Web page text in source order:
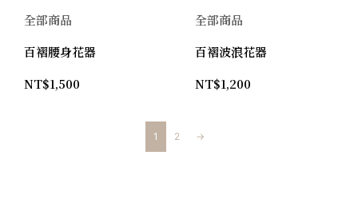
全部商品
百褶腰身花器
NT$1,500
全部商品
百褶波浪花器
NT$1,200
1 2 →